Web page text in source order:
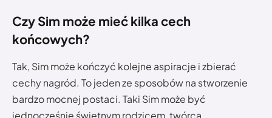
Czy Sim może mieć kilka cech
końcowych?
Tak, Sim może kończyć kolejne aspiracje i zbierać
cechy nagród. To jeden ze sposobów na stworzenie
bardzo mocnej postaci. Taki Sim może być
jednocześnie świetnym rodzicem, twórcą,